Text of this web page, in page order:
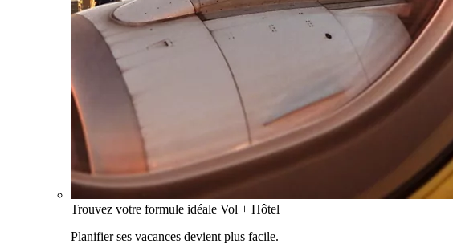
Trouvez votre formule idéale Vol + Hôtel
Planifier ses vacances devient plus facile.